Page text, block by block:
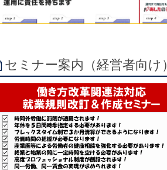
セミナー案内（経営者向け）